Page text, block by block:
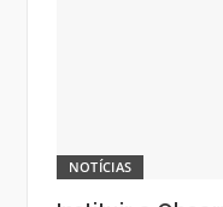
NOTÍCIAS